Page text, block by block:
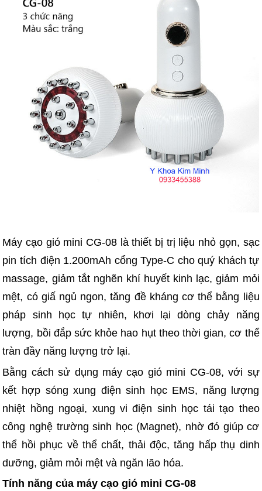
Máy cạo gió mini CG-08 là thiết bị trị liệu nhỏ gọn, sạc
pin tích điện 1.200mAh cổng Type-C cho quý khách tự
massage, giảm tắt nghẽn khí huyết kinh lạc, giảm mỏi
mệt, có giấ ngủ ngon, tăng đề kháng cơ thể bằng liệu
pháp sinh học tự nhiên, khơi lại dòng chảy năng
lượng, bồi đắp sức khỏe hao hụt theo thời gian, cơ thể
tràn đầy năng lượng trở lại.
Bằng cách sử dụng máy cạo gió mini CG-08, với sự
kết hợp sóng xung điện sinh học EMS, năng lượng
nhiệt hồng ngoại, xung vi điện sinh học tái tạo theo
công nghệ trường sinh học (Magnet), nhờ đó giúp cơ
thể hồi phục về thể chất, thải độc, tăng hấp thụ dinh
dưỡng, giảm mỏi mệt và ngăn lão hóa.
Tính năng của máy cạo gió mini CG-08